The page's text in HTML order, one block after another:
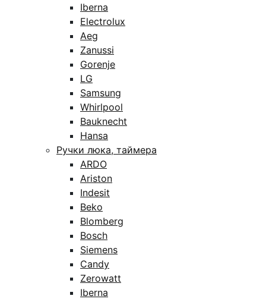
Iberna
Electrolux
Aeg
Zanussi
Gorenje
LG
Samsung
Whirlpool
Bauknecht
Hansa
Ручки люка, таймера
ARDO
Ariston
Indesit
Beko
Blomberg
Bosch
Siemens
Candy
Zerowatt
Iberna